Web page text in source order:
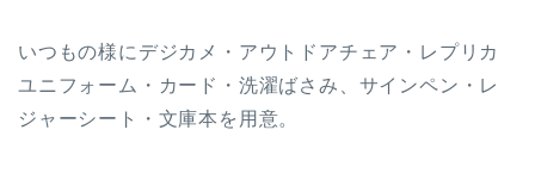
いつもの様にデジカメ・アウトドアチェア・レプリカ
ユニフォーム・カード・洗濯ばさみ、サインペン・レ
ジャーシート・文庫本を用意。